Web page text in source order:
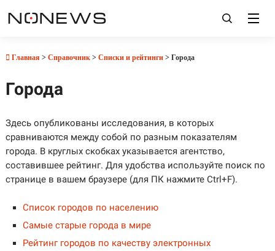
Главная > Справочник> Списки и рейтинги> Города
Города
Здесь опубликованы исследования, в которых
сравниваются между собой по разным показателям
города. В круглых скобках указывается агентство,
составившее рейтинг. Для удобства используйте поиск по
странице в вашем браузере (для ПК нажмите Ctrl+F).
Список городов по населению
Самые старые города в мире
Рейтинг городов по качеству электронных